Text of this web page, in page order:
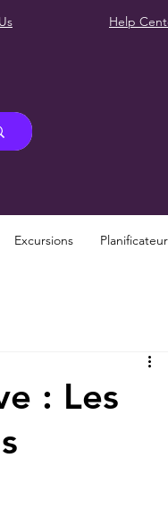
Help
Excursions
: Les